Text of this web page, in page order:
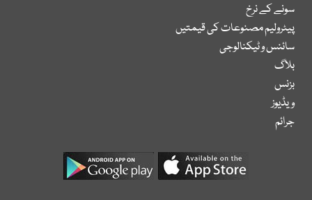
سونے کے نرخ
پیٹرولیم مصنوعات کی قیمتیں
سائنس و ٹیکنالوجی
بلاگ
بزنس
ویڈیوز
جرائم